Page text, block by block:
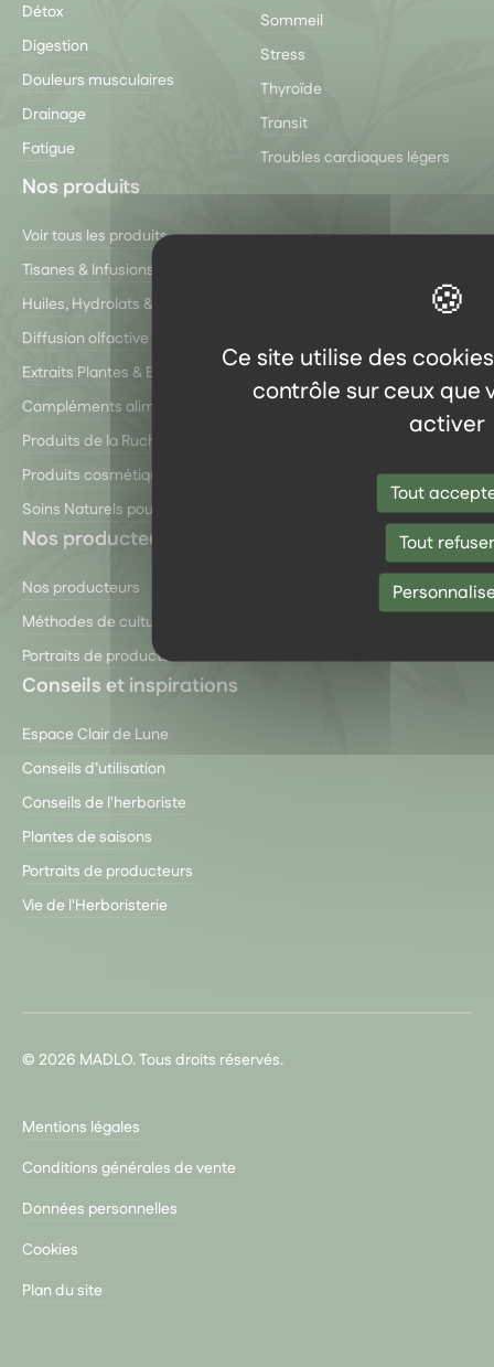
Ce site utilise des
contrôle sur ceux que
activer
Tout
Tout refuser
Détox
Digestion
Douleurs musculaires
Drainage
Fatigue
Sommeil
Stress
Thyroïde
Transit
Troubles cardiaques légers
Nos produits
Voir tous les produits
Tisanes & Infusions
Huiles, Hydrolats & Baumes
Diffusion olfactive & Inhalation
Extraits Plantes & Elixirs floraux
Compléments alimentaires
Produits de la Ruche
Produits cosmétiques
Soins Naturels pour Animaux
Nos producteurs et partenaires
Nos producteurs
Méthodes de culture (bio, Demeter…)
Portraits de producteurs
Conseils et inspirations
Espace Clair de Lune
Conseils d’utilisation
Conseils de l'herboriste
Plantes de saisons
Portraits de producteurs
Vie de l'Herboristerie
© 2026 MADLO. Tous droits réservés.
Mentions légales
Conditions générales de vente
Données personnelles
Cookies
Plan du site